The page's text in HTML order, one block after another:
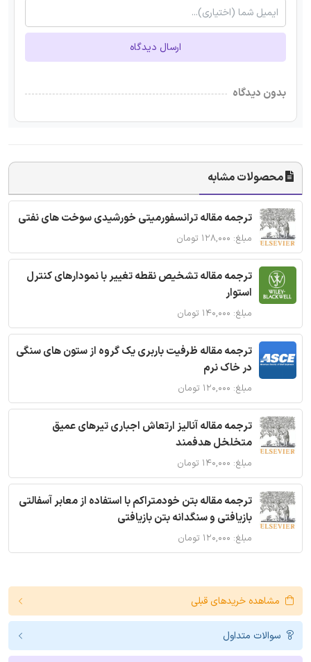
ارسال دیدگاه
بدون دیدگاه
محصولات مشابه
ترجمه مقاله ترانسفورمیتی خورشیدی سوخت های نفتی
مبلغ: ۱۲۸,۰۰۰ تومان
ترجمه مقاله تشخیص نقطه تغییر با نمودارهای کنترل
استوار
مبلغ: ۱۴۰,۰۰۰ تومان
ترجمه مقاله ظرفیت باربری یک گروه از ستون های سنگی
در خاک نرم
مبلغ: ۱۲۰,۰۰۰ تومان
ترجمه مقاله آنالیز ارتعاش اجباری تیرهای عمیق
متخلخل هدفمند
مبلغ: ۱۴۰,۰۰۰ تومان
ترجمه مقاله بتن خودمتراکم با استفاده از معابر آسفالتی
بازیافتی و سنگدانه بتن بازیافتی
مبلغ: ۱۲۰,۰۰۰ تومان
مشاهده خریدهای قبلی
سوالات متداول